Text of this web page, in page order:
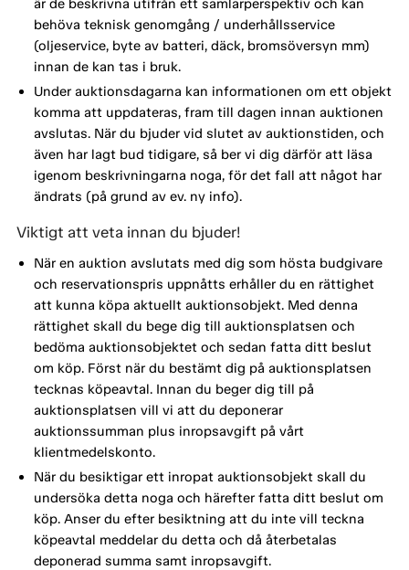
behöva teknisk genomgång / underhållsservice
(oljeservice, byte av batteri, däck, bromsöversyn mm)
innan de kan tas i bruk.
Under auktionsdagarna kan informationen om ett objekt
komma att uppdateras, fram till dagen innan auktionen
avslutas. När du bjuder vid slutet av auktionstiden, och
även har lagt bud tidigare, så ber vi dig därför att läsa
igenom beskrivningarna noga, för det fall att något har
ändrats (på grund av ev. ny info).
Viktigt att veta innan du bjuder!
När en auktion avslutats med dig som hösta budgivare
och reservationspris uppnåtts erhåller du en rättighet
att kunna köpa aktuellt auktionsobjekt. Med denna
rättighet skall du bege dig till auktionsplatsen och
bedöma auktionsobjektet och sedan fatta ditt beslut
om köp. Först när du bestämt dig på auktionsplatsen
tecknas köpeavtal. Innan du beger dig till på
auktionsplatsen vill vi att du deponerar
auktionssumman plus inropsavgift på vårt
klientmedelskonto.
När du besiktigar ett inropat auktionsobjekt skall du
undersöka detta noga och härefter fatta ditt beslut om
köp. Anser du efter besiktning att du inte vill teckna
köpeavtal meddelar du detta och då återbetalas
deponerad summa samt inropsavgift.